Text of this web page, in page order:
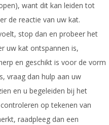
want dit kan leiden tot
de reactie van uw kat.
stop dan en probeer het
uw kat ontspannen is,
en geschikt is voor de vorm
vraag dan hulp aan uw
en u begeleiden bij het
op tekenen van
raadpleeg dan een